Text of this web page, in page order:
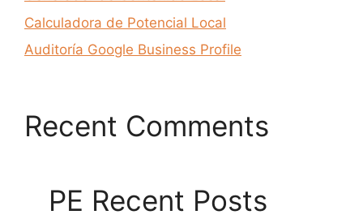
Calculadora de Potencial Local
Auditoría Google Business Profile
Recent Comments
PE Recent Posts